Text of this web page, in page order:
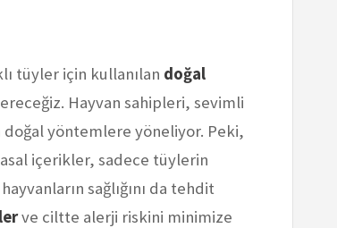
tüyler için kullanılan doğal
Hayvan sahipleri, sevimli
doğal yöntemlere yöneliyor. Peki,
içerikler, sadece tüylerin
sağlığını da tehdit
ve ciltte alerji riskini minimize